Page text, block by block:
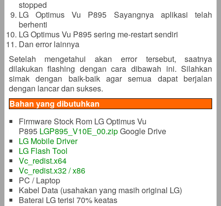
stopped
LG Optimus Vu P895 Sayangnya aplikasi telah
berhenti
LG Optimus Vu P895 sering me-restart sendiri
Dan error lainnya
Setelah mengetahui akan error tersebut, saatnya
dilakukan flashing dengan cara dibawah ini. Silahkan
simak dengan baik-baik agar semua dapat berjalan
dengan lancar dan sukses.
Bahan yang dibutuhkan
Firmware Stock Rom LG Optimus Vu
P895 LGP895_V10E_00.zipGoogle Drive
LG Mobile Driver
LG Flash Tool
Vc_redist.x64
Vc_redist.x32 / x86
PC / Laptop
Kabel Data (usahakan yang masih original LG)
Baterai LG terisi 70% keatas